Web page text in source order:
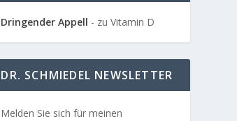
Dringender Appell - zu Vitamin D
DR. SCHMIEDEL NEWSLETTER
Melden Sie sich für meinen